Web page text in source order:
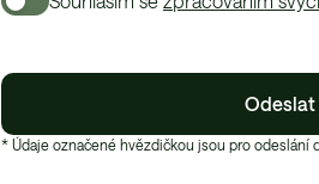
Odeslat
* Údaje označené hvězdičkou jsou pro odeslání